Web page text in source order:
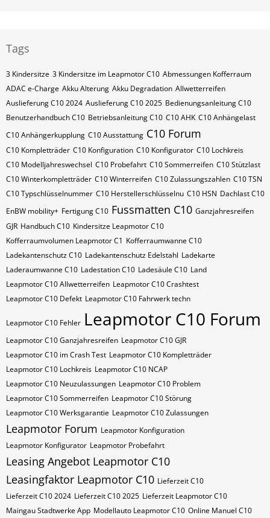
Tags
3 Kindersitze 3 Kindersitze im Leapmotor C10 Abmessungen Kofferraum
ADAC e-Charge Akku Alterung Akku Degradation Allwetterreifen
Auslieferung C10 2024 Auslieferung C10 2025 Bedienungsanleitung C10
Benutzerhandbuch C10 Betriebsanleitung C10 C10 AHK C10 Anhängelast
C10 Anhängerkupplung C10 Ausstattung C10 Forum
C10 Kompletträder C10 Konfiguration C10 Konfigurator C10 Lochkreis
C10 Modelljahreswechsel C10 Probefahrt C10 Sommerreifen C10 Stützlast
C10 Winterkompletträder C10 Winterreifen C10 Zulassungszahlen C10​​​​ TSN
C10​​​​ Typschlüsselnummer C10​​​​​ Herstellerschlüsselnu C10​​​​​ HSN Dachlast C10
EnBW mobility+ Fertigung C10 Fussmatten C10 Ganzjahresreifen
GJR Handbuch C10 Kindersitze Leapmotor C10
Kofferraumvolumen Leapmotor C1 Kofferraumwanne C10
Ladekantenschutz C10 Ladekantenschutz Edelstahl Ladekarte
Laderaumwanne C10 Ladestation C10 Ladesäule C10 Land
Leapmotor C10 Allwetterreifen Leapmotor C10 Crashtest
Leapmotor C10 Defekt Leapmotor C10 Fahrwerk techn
Leapmotor C10 Fehler Leapmotor C10 Forum
Leapmotor C10 Ganzjahresreifen Leapmotor C10 GJR
Leapmotor C10 im Crash Test Leapmotor C10 Kompletträder
Leapmotor C10 Lochkreis Leapmotor C10 NCAP
Leapmotor C10 Neuzulassungen Leapmotor C10 Problem
Leapmotor C10 Sommerreifen Leapmotor C10 Störung
Leapmotor C10 Werksgarantie Leapmotor C10 Zulassungen
Leapmotor Forum Leapmotor Konfiguration
Leapmotor Konfigurator Leapmotor Probefahrt
Leasing Angebot Leapmotor C10
Leasingfaktor Leapmotor C10 Lieferzeit C10
Lieferzeit C10 2024 Lieferzeit C10 2025 Lieferzeit Leapmotor C10
Maingau Stadtwerke App Modellauto Leapmotor C10 Online Manuel C10